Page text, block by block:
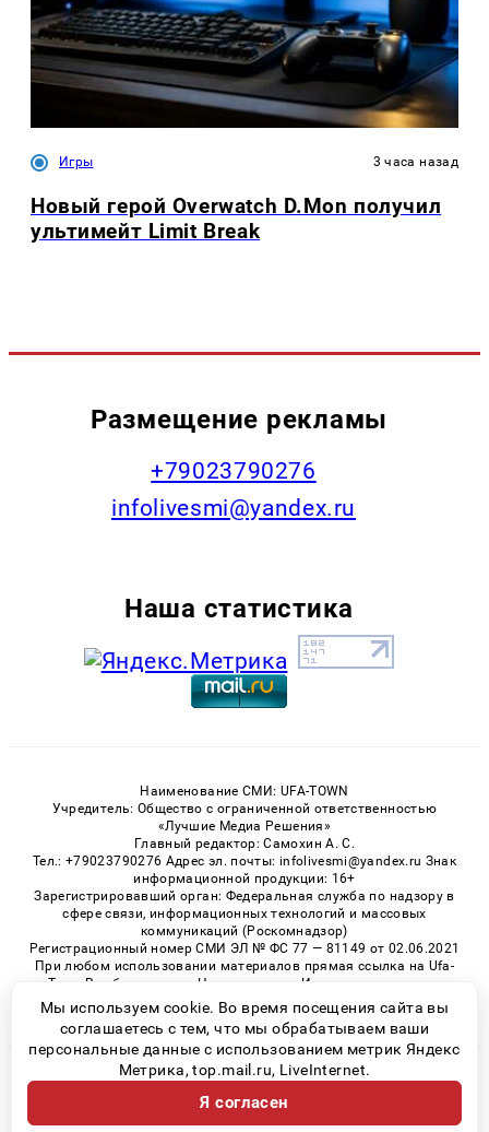
Игры 3 часа назад
Новый герой Overwatch D.Mon получил
ультимейт Limit Break
Размещение рекламы
+79023790276
infolivesmi@yandex.ru
Наша статистика
Наименование СМИ: UFA-TOWN
Учредитель: Общество с ограниченной ответственностью
«Лучшие Медиа Решения»
Главный редактор: Самохин А. С.
Тел.: +79023790276 Адрес эл. почты: infolivesmi@yandex.ru Знак
информационной продукции: 16+
Зарегистрировавший орган: Федеральная служба по надзору в
сфере связи, информационных технологий и массовых
коммуникаций (Роскомнадзор)
Регистрационный номер СМИ ЭЛ № ФС 77 — 81149 от 02.06.2021
При любом использовании материалов прямая ссылка на Ufa-
Town.Ru обязательна. Цитирование в Интернете возможно
только при наличии письменного разрешения.
© 2026 «Ufa-Town» | Все права защищены
Возрастная категория сайта 16+
Политика конфиденциальности
Мы используем cookie. Во время посещения сайта вы
соглашаетесь с тем, что мы обрабатываем ваши
персональные данные с использованием метрик Яндекс
Метрика, top.mail.ru, LiveInternet.
Я согласен